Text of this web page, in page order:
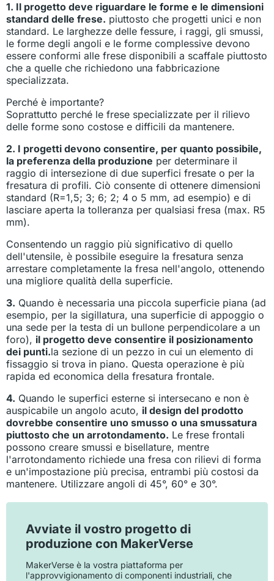
1. Il progetto deve riguardare le forme e le dimensioni
standard delle frese. piuttosto che progetti unici e non
standard. Le larghezze delle fessure, i raggi, gli smussi,
le forme degli angoli e le forme complessive devono
essere conformi alle frese disponibili a scaffale piuttosto
che a quelle che richiedono una fabbricazione
specializzata.
Perché è importante?
Soprattutto perché le frese specializzate per il rilievo
delle forme sono costose e difficili da mantenere.
2. I progetti devono consentire, per quanto possibile,
la preferenza della produzione per determinare il
raggio di intersezione di due superfici fresate o per la
fresatura di profili. Ciò consente di ottenere dimensioni
standard (R=1,5; 3; 6; 2; 4 o 5 mm, ad esempio) e di
lasciare aperta la tolleranza per qualsiasi fresa (max. R5
mm).
Consentendo un raggio più significativo di quello
dell'utensile, è possibile eseguire la fresatura senza
arrestare completamente la fresa nell'angolo, ottenendo
una migliore qualità della superficie.
3. Quando è necessaria una piccola superficie piana (ad
esempio, per la sigillatura, una superficie di appoggio o
una sede per la testa di un bullone perpendicolare a un
foro), il progetto deve consentire il posizionamento
dei punti.la sezione di un pezzo in cui un elemento di
fissaggio si trova in piano. Questa operazione è più
rapida ed economica della fresatura frontale.
4. Quando le superfici esterne si intersecano e non è
auspicabile un angolo acuto, il design del prodotto
dovrebbe consentire uno smusso o una smussatura
piuttosto che un arrotondamento. Le frese frontali
possono creare smussi e bisellature, mentre
l'arrotondamento richiede una fresa con rilievi di forma
e un'impostazione più precisa, entrambi più costosi da
mantenere. Utilizzare angoli di 45°, 60° e 30°.
Avviate il vostro progetto di
produzione con MakerVerse
MakerVerse è la vostra piattaforma per
l'approvvigionamento di componenti industriali, che